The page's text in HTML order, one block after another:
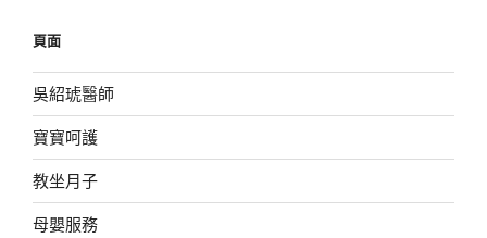
字:
頁面
吳紹琥醫師
寶寶呵護
教坐月子
母嬰服務